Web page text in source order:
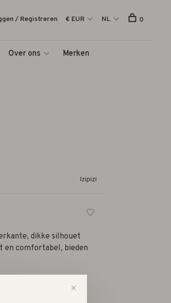
Over ons Merken
/ Registreren € EUR NL 0
Izipizi
dikke silhouet
en comfortabel, bieden
✕